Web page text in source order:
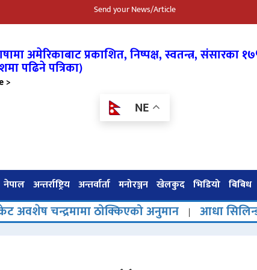
Send your News/Article
अमेरिकाबाट प्रकाशित, निष्पक्ष, स्वतन्त्र,संसारका
पढिने पत्रिका)
>
NE
नेपाल अन्तर्राष्ट्रिय अन्तर्वार्ता मनोरञ्जन खेलकुद भिडियो बिबिध
ठोक्किएको अनुमान | आधा सिलिन्डरको